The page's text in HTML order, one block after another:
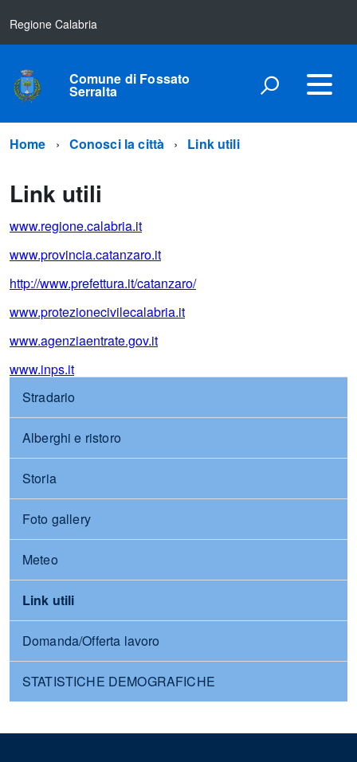
Regione Calabria
Comune di Fossato
Serralta
Home Conosci la città Link utili
Link utili
www.regione.calabria.it
www.provincia.catanzaro.it
http://www.prefettura.it/catanzaro/
www.protezionecivilecalabria.it
www.agenziaentrate.gov.it
www.inps.it
Stradario
Alberghi e ristoro
Storia
Foto gallery
Meteo
Link utili
Domanda/Offerta lavoro
STATISTICHE DEMOGRAFICHE